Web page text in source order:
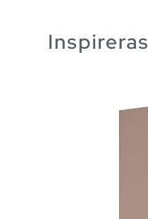
Inspireras